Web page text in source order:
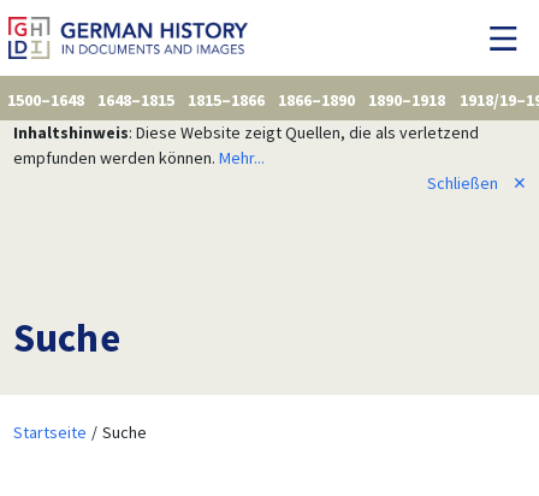
1500–1648 1648–1815 1815–1866 1866–1890 1890–1918
1918/
Inhaltshinweis: Diese Website zeigt Quellen, die als verletzend
empfunden werden können. Mehr...
Schließen
✕
Suche
Startseite Suche